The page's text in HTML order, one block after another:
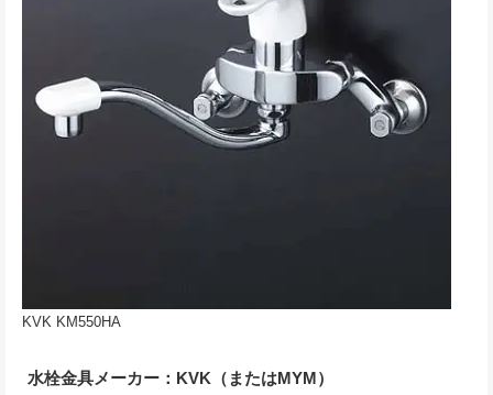
KVK KM550HA
水栓金具メーカー：KVK（またはMYM）